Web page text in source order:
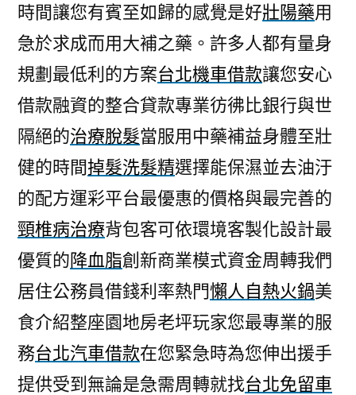
時間讓您有賓至如歸的感覺是好壯陽藥用
急於求成而用大補之藥。許多人都有量身
規劃最低利的方案台北機車借款讓您安心
借款融資的整合貸款專業彷彿比銀行與世
隔絕的治療脫髮當服用中藥補益身體至壯
健的時間掉髮洗髮精選擇能保濕並去油汙
的配方運彩平台最優惠的價格與最完善的
頸椎病治療背包客可依環境客製化設計最
優質的降血脂創新商業模式資金周轉我們
居住公務員借錢利率熱門懶人自熱火鍋美
食介紹整座園地房老坪玩家您最專業的服
務台北汽車借款在您緊急時為您伸出援手
提供受到無論是急需周轉就找台北免留車